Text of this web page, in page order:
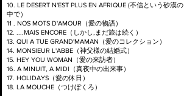
10. LE DESERT N'EST PLUS EN AFRIQUE (不信という砂漠の
中で）
11 . NOS MOTS D'AMOUR（愛の物語）
12. ....MAIS ENCORE（しかし,まだ旅は続く）
13. QUI A TUE GRAND'MAMAN（愛のコレクション）
14. MONSIEUR L'ABBE（神父様の結婚式）
15. HEY YOU WOMAN（愛の来訪者）
16. A MINUIT, A MIDI（真夜中の出来事）
17. HOLIDAYS（愛の休日）
18. LA MOUCHE（つけぼくろ）